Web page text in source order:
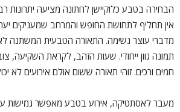
הבחירה בטבע כלוקיישן לחתונה מציעה יתרונות
אין תחליף לתחושת החופש והמרחב שמעניקים יער
מדברי עוצר נשימה. התאורה הטבעית המשתנה
תמונה גוון ייחודי. שעות הזהב, לקראת השקיעה,
חמים ורכים. זוהי תאורה ששום אולם אירועים לא
מעבר לאסתטיקה, אירוע בטבע מאפשר גמישות